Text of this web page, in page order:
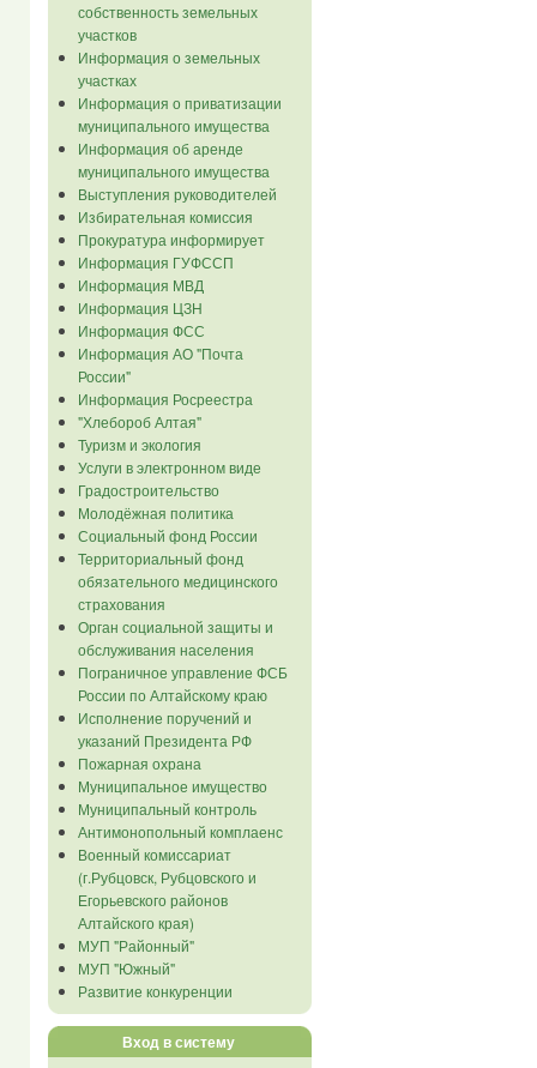
собственность земельных
участков
Информация о земельных
участках
Информация о приватизации
муниципального имущества
Информация об аренде
муниципального имущества
Выступления руководителей
Избирательная комиссия
Прокуратура информирует
Информация ГУФССП
Информация МВД
Информация ЦЗН
Информация ФСС
Информация АО "Почта
России"
Информация Росреестра
"Хлебороб Алтая"
Туризм и экология
Услуги в электронном виде
Градостроительство
Молодёжная политика
Социальный фонд России
Территориальный фонд
обязательного медицинского
страхования
Орган социальной защиты и
обслуживания населения
Пограничное управление ФСБ
России по Алтайскому краю
Исполнение поручений и
указаний Президента РФ
Пожарная охрана
Муниципальное имущество
Муниципальный контроль
Антимонопольный комплаенс
Военный комиссариат
(г.Рубцовск, Рубцовского и
Егорьевского районов
Алтайского края)
МУП "Районный"
МУП "Южный"
Развитие конкуренции
Вход в систему